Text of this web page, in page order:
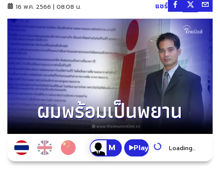
16 พ.ค. 2566 | 08:08 น. แชร์
Play Loading...